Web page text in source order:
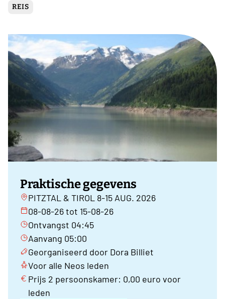
REIS
Praktische gegevens
PITZTAL & TIROL 8-15 AUG. 2026
08-08-26 tot 15-08-26
Ontvangst 04:45
Aanvang 05:00
Georganiseerd door Dora Billiet
Voor alle Neos leden
Prijs 2 persoonskamer: 0,00 euro voor
leden